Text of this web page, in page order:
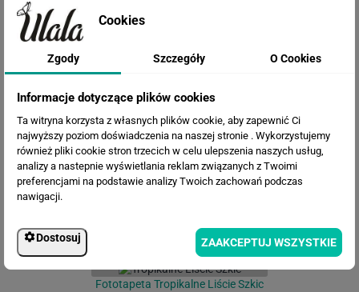
Fototapeta Egzotyczne Ptaki
Fototapeta Tropikalne Liście Szkic
Cookies
Zgody Szczegóły O Cookies
Informacje dotyczące plików cookies
Ta witryna korzysta z własnych plików cookie, aby zapewnić Ci
najwyższy poziom doświadczenia na naszej stronie . Wykorzystujemy
również pliki cookie stron trzecich w celu ulepszenia naszych usług,
analizy a nastepnie wyświetlania reklam związanych z Twoimi
preferencjami na podstawie analizy Twoich zachowań podczas
nawigacji.
Dostosuj ZAAKCEPTUJ WSZYSTKIE